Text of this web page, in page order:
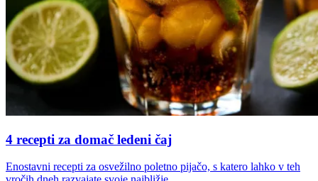
4 recepti za domač ledeni čaj
Enostavni recepti za osvežilno poletno pijačo, s katero lahko v teh